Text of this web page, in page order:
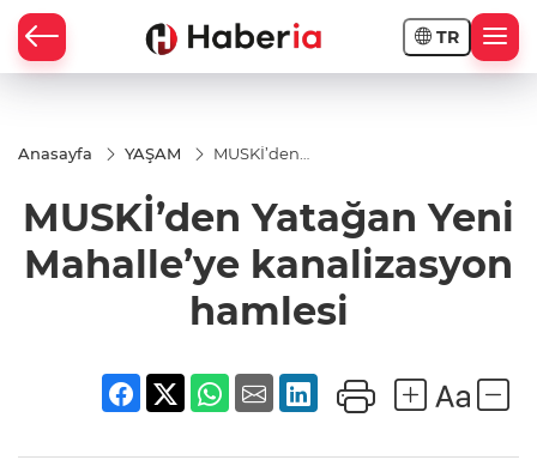
TR
Anasayfa YAŞAM
MUSKİ’den
kanalizasyon
hamlesi
MUSKİ’den Yatağan Yeni
Mahalle’ye kanalizasyon
hamlesi